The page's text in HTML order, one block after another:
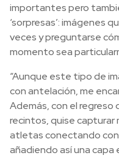
importantes pero
‘sorpresas’: imágenes
veces y preguntarse
momento sea
“Aunque este tipo de
con antelación, me
Además, con el regreso
recintos, quise capturar
atletas conectando con
añadiendo así una